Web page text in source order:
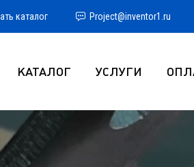
каталог Project@inventor1.ru
КАТАЛОГ УСЛУГИ